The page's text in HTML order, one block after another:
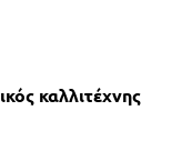
καλλιτέχνης